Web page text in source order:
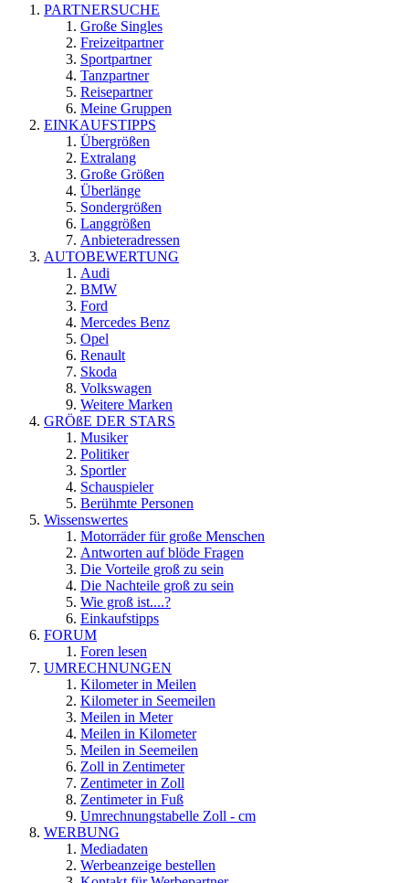
PARTNERSUCHE
Große Singles
Freizeitpartner
Sportpartner
Tanzpartner
Reisepartner
Meine Gruppen
EINKAUFSTIPPS
Übergrößen
Extralang
Große Größen
Überlänge
Sondergrößen
Langgrößen
Anbieteradressen
AUTOBEWERTUNG
Audi
BMW
Ford
Mercedes Benz
Opel
Renault
Skoda
Volkswagen
Weitere Marken
GRÖßE DER STARS
Musiker
Politiker
Sportler
Schauspieler
Berühmte Personen
Wissenswertes
Motorräder für große Menschen
Antworten auf blöde Fragen
Die Vorteile groß zu sein
Die Nachteile groß zu sein
Wie groß ist....?
Einkaufstipps
FORUM
Foren lesen
UMRECHNUNGEN
Kilometer in Meilen
Kilometer in Seemeilen
Meilen in Meter
Meilen in Kilometer
Meilen in Seemeilen
Zoll in Zentimeter
Zentimeter in Zoll
Zentimeter in Fuß
Umrechnungstabelle Zoll - cm
WERBUNG
Mediadaten
Werbeanzeige bestellen